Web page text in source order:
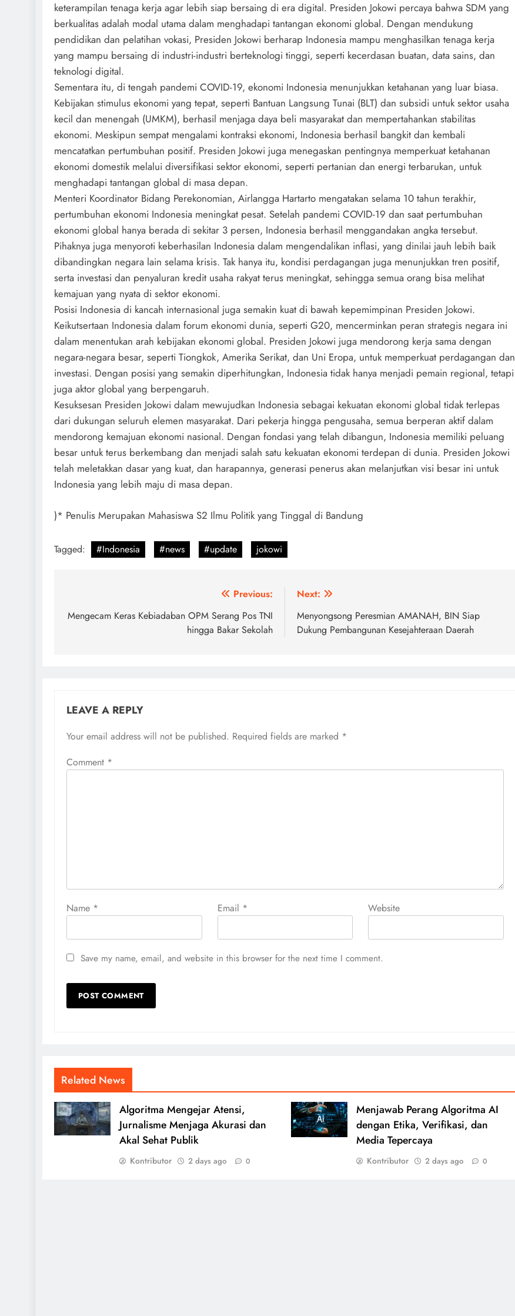
keterampilan tenaga kerja agar lebih siap bersaing di era digital. Presiden Jokowi percaya bahwa SDM yang
berkualitas adalah modal utama dalam menghadapi tantangan ekonomi global. Dengan mendukung
pendidikan dan pelatihan vokasi, Presiden Jokowi berharap Indonesia mampu menghasilkan tenaga kerja
yang mampu bersaing di industri-industri berteknologi tinggi, seperti kecerdasan buatan, data sains, dan
teknologi digital.
Sementara itu, di tengah pandemi COVID-19, ekonomi Indonesia menunjukkan ketahanan yang luar biasa.
Kebijakan stimulus ekonomi yang tepat, seperti Bantuan Langsung Tunai (BLT) dan subsidi untuk sektor usaha
kecil dan menengah (UMKM), berhasil menjaga daya beli masyarakat dan mempertahankan stabilitas
ekonomi. Meskipun sempat mengalami kontraksi ekonomi, Indonesia berhasil bangkit dan kembali
mencatatkan pertumbuhan positif. Presiden Jokowi juga menegaskan pentingnya memperkuat ketahanan
ekonomi domestik melalui diversifikasi sektor ekonomi, seperti pertanian dan energi terbarukan, untuk
menghadapi tantangan global di masa depan.
Menteri Koordinator Bidang Perekonomian, Airlangga Hartarto mengatakan selama 10 tahun terakhir,
pertumbuhan ekonomi Indonesia meningkat pesat. Setelah pandemi COVID-19 dan saat pertumbuhan
ekonomi global hanya berada di sekitar 3 persen, Indonesia berhasil menggandakan angka tersebut.
Pihaknya juga menyoroti keberhasilan Indonesia dalam mengendalikan inflasi, yang dinilai jauh lebih baik
dibandingkan negara lain selama krisis. Tak hanya itu, kondisi perdagangan juga menunjukkan tren positif,
serta investasi dan penyaluran kredit usaha rakyat terus meningkat, sehingga semua orang bisa melihat
kemajuan yang nyata di sektor ekonomi.
Posisi Indonesia di kancah internasional juga semakin kuat di bawah kepemimpinan Presiden Jokowi.
Keikutsertaan Indonesia dalam forum ekonomi dunia, seperti G20, mencerminkan peran strategis negara ini
dalam menentukan arah kebijakan ekonomi global. Presiden Jokowi juga mendorong kerja sama dengan
negara-negara besar, seperti Tiongkok, Amerika Serikat, dan Uni Eropa, untuk memperkuat perdagangan dan
investasi. Dengan posisi yang semakin diperhitungkan, Indonesia tidak hanya menjadi pemain regional, tetapi
juga aktor global yang berpengaruh.
Kesuksesan Presiden Jokowi dalam mewujudkan Indonesia sebagai kekuatan ekonomi global tidak terlepas
dari dukungan seluruh elemen masyarakat. Dari pekerja hingga pengusaha, semua berperan aktif dalam
mendorong kemajuan ekonomi nasional. Dengan fondasi yang telah dibangun, Indonesia memiliki peluang
besar untuk terus berkembang dan menjadi salah satu kekuatan ekonomi terdepan di dunia. Presiden Jokowi
telah meletakkan dasar yang kuat, dan harapannya, generasi penerus akan melanjutkan visi besar ini untuk
Indonesia yang lebih maju di masa depan.
)* Penulis Merupakan Mahasiswa S2 Ilmu Politik yang Tinggal di Bandung
Tagged: #Indonesia #news #update jokowi
navigation
Previous:
Mengecam Keras Kebiadaban OPM Serang Pos TNI
hingga Bakar Sekolah
Next:
Menyongsong Peresmian AMANAH, BIN Siap
Dukung Pembangunan Kesejahteraan Daerah
LEAVE A REPLY
Your email address will not be published. Required fields are marked *
Comment *
Name * Email * Website
Save my name, email, and website in this browser for the next time I comment.
Related News
Algoritma Mengejar Atensi,
Jurnalisme Menjaga Akurasi dan
Akal Sehat Publik
Kontributor 2 days ago 0
Menjawab Perang Algoritma AI
dengan Etika, Verifikasi, dan
Media Tepercaya
Kontributor 2 days ago 0